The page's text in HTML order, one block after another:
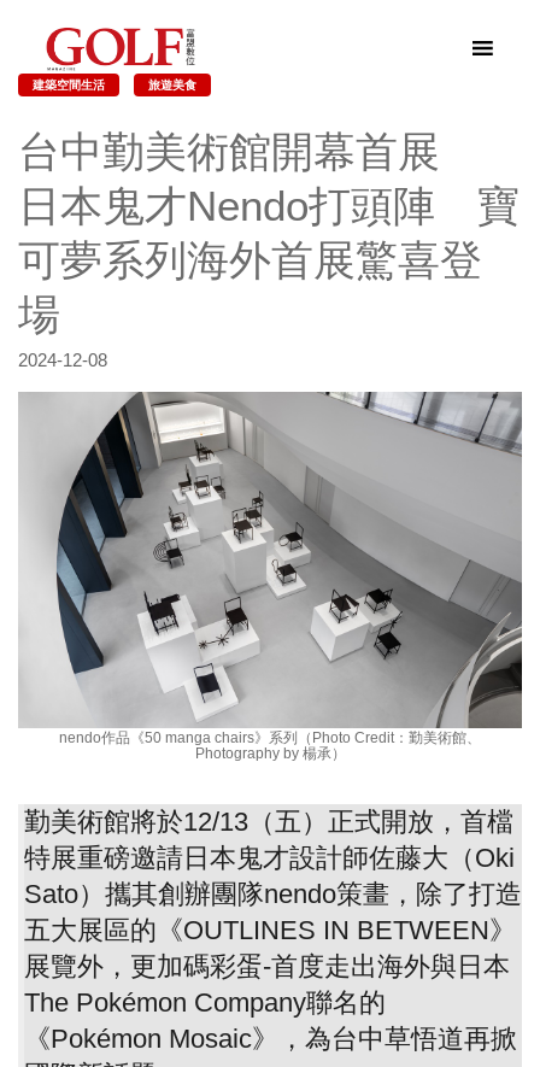
建築空間生活 旅遊美食
台中勤美術館開幕首展
日本鬼才Nendo打頭陣 寶
可夢系列海外首展驚喜登
場
2024-12-08
nendo作品《50 manga chairs》系列（Photo Credit：勤美術館、
Photography by 楊承）
勤美術館將於12/13（五）正式開放，首檔
特展重磅邀請日本鬼才設計師佐藤大（Oki
Sato）攜其創辦團隊nendo策畫，除了打造
五大展區的《OUTLINES IN BETWEEN》
展覽外，更加碼彩蛋-首度走出海外與日本
The Pokémon Company聯名的
《Pokémon Mosaic》，為台中草悟道再掀